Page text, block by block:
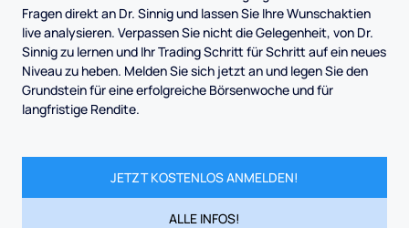
Fragen direkt an Dr. Sinnig und lassen Sie Ihre Wunschaktien
live analysieren. Verpassen Sie nicht die Gelegenheit, von Dr.
Sinnig zu lernen und Ihr Trading Schritt für Schritt auf ein neues
Niveau zu heben. Melden Sie sich jetzt an und legen Sie den
Grundstein für eine erfolgreiche Börsenwoche und für
langfristige Rendite.
JETZT KOSTENLOS ANMELDEN!
ALLE INFOS!